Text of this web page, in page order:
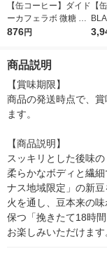
【缶コーヒー】ダイド
ーカフェラボ 微糖 世
界一のバリスタ監修 2
876円
【
無
商品説明
【賞味期限】
商品の発送時点で、
ます。
【商品説明】
スッキリとした後味
柔らかなボディと繊
ナス地域限定」の新
火を通し、豆本来の
保つ「挽きたて18時
お楽しみいただけます